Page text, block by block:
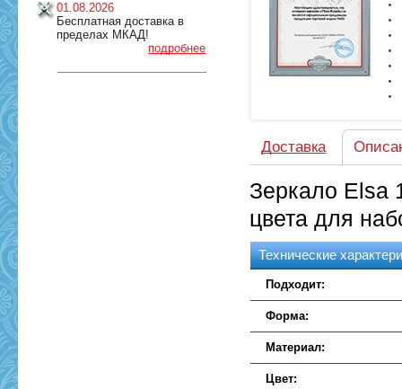
01.08.2026
Бесплатная доставка в
пределах МКАД!
подробнее
Доставка
Зеркало Elsa
цвета для
Технические
Подходит:
Форма:
Материал:
Цвет: